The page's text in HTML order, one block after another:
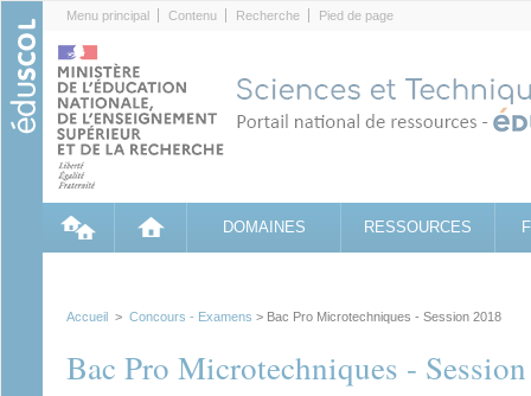
Menu principal Contenu Recherche Pied de page
DOMAINES RESSOURCES
Accueil > Concours - Examens > Bac Pro Microtechniques - Session 2018
Bac Pro Microtechniques -